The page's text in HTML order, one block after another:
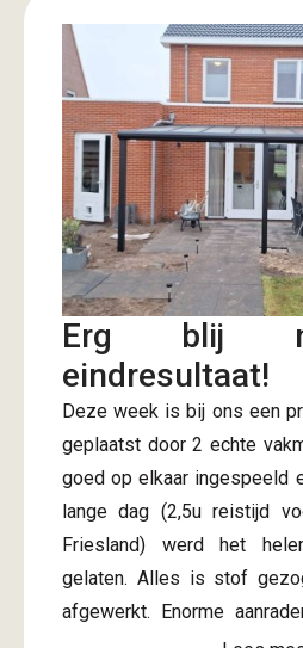
Erg blij
eindresultaat!
Deze week is bij ons een
geplaatst door 2 echte
goed op elkaar ingespeeld
lange dag (2,5u reistijd
Friesland) werd het
gelaten. Alles is stof
afgewerkt. Enorme